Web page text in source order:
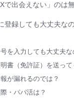
で出会えない」のは
登録しても大丈夫な
を入力しても大丈夫な
書（免許証）を送って
が漏れるのでは？
・パパ活は？